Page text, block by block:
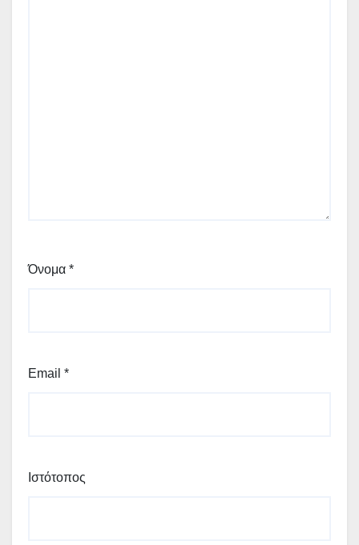
Όνομα *
Email *
Ιστότοπος